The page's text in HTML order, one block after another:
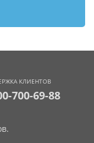
КЛИЕНТОВ
700-69-88